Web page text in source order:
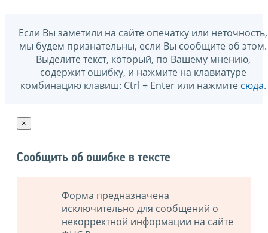
Если Вы заметили на сайте опечатку или неточность,
мы будем признательны, если Вы сообщите об этом.
Выделите текст, который, по Вашему мнению,
содержит ошибку, и нажмите на клавиатуре
комбинацию клавиш: Ctrl + Enter или нажмите сюда.
×
Сообщить об ошибке в тексте
Форма предназначена
исключительно для сообщений о
некорректной информации на сайте